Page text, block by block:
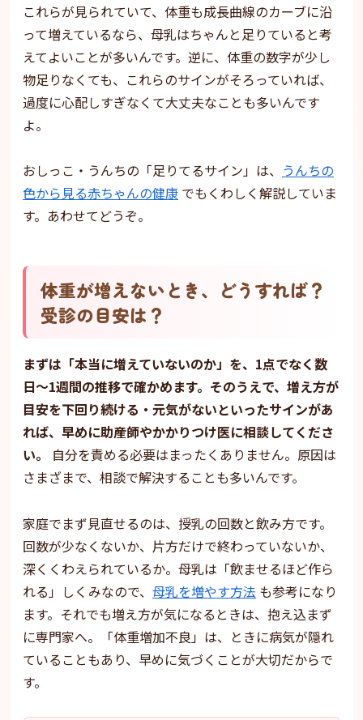
これらが見られていて、体重も成長曲線のカーブに沿
って増えているなら、母乳はちゃんと足りていると考
えてよいことが多いんです。逆に、体重の数字が少し
物足りなくても、これらのサインがそろっていれば、
過度に心配しすぎなくて大丈夫なことも多いんです
よ。
おしっこ・うんちの「足りてるサイン」は、 うんちの
色から見る赤ちゃんの健康 でもくわしく解説していま
す。あわせてどうぞ。
体重が増えないとき、どうすれば？
受診の目安は？
まずは「本当に増えていないのか」を、1点でなく数
日〜1週間の推移で確かめます。そのうえで、増え方が
目安を下回り続ける・元気がないといったサインがあ
れば、早めに助産師やかかりつけ医に相談してくださ
い。
自分を責める必要はまったくありません。原因は
さまざまで、相談で解決することも多いんです。
家庭でまず見直せるのは、授乳の回数と飲み方です。
回数が少なくないか、片方だけで終わっていないか、
深くくわえられているか。母乳は「飲ませるほど作ら
れる」しくみなので、 母乳を増やす方法 も参考になり
ます。それでも増え方が気になるときは、抱え込まず
に専門家へ。「体重増加不良」は、ときに病気が隠れ
ていることもあり、早めに気づくことが大切だからで
す。